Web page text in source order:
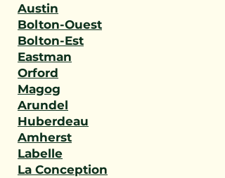
Austin
Bolton-Ouest
Bolton-Est
Eastman
Orford
Magog
Arundel
Huberdeau
Amherst
Labelle
La Conception